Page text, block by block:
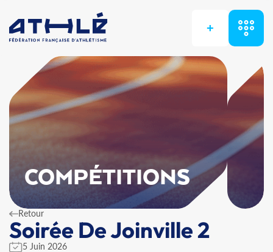
+
COMPÉTITIONS
Retour
Soirée De Joinville 2
5 Juin 2026